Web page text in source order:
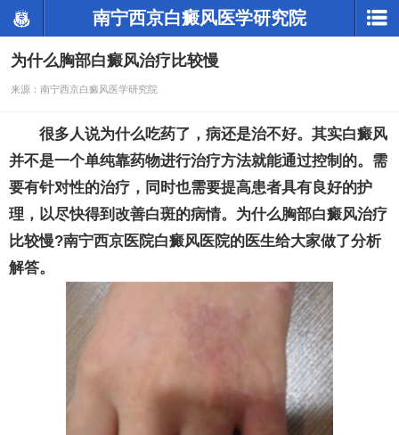
南宁西京白癜风医学研究院
为什么胸部白癜风治疗比较慢
来源：南宁西京白癜风医学研究院
很多人说为什么吃药了，病还是治不好。其实白癜风
并不是一个单纯靠药物进行治疗方法就能通过控制的。需
要有针对性的治疗，同时也需要提高患者具有良好的护
理，以尽快得到改善白斑的病情。为什么胸部白癜风治疗
比较慢?南宁西京医院白癜风医院的医生给大家做了分析
解答。